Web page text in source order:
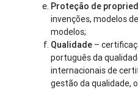
Proteção de
invenções, modelos
modelos;
Qualidade –
português da
internacionais de
gestão da qualidade,